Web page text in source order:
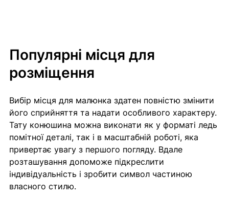
Популярні місця для
розміщення
Вибір місця для малюнка здатен повністю змінити
його сприйняття та надати особливого характеру.
Тату конюшина можна виконати як у форматі ледь
помітної деталі, так і в масштабній роботі, яка
привертає увагу з першого погляду. Вдале
розташування допоможе підкреслити
індивідуальність і зробити символ частиною
власного стилю.